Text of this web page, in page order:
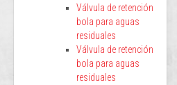
Válvula de retención
bola para aguas
residuales
Válvula de retención
bola para aguas
residuales